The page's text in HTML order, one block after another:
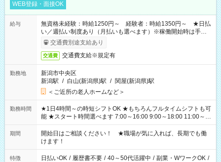
WEB登録・面接OK
給与
無資格未経験：時給1250円～ 経験者：時給1350円～ ★日払
い／週払い制度あり（月払いも選べます）※稼働開始時は手続き
完了次第のお支払いとなります。
交通費別途支給あり
交通費 交通費支給※規定有
勤務地
新潟市中央区
新潟駅 / 白山(新潟県)駅 / 関屋(新潟県)駅
＜ご近所の老人ホームなど＞
勤務時間
★1日4時間～の時短シフトOK ★もちろんフルタイムシフトも可
能 ★スタート時間選べます 7:00～16:00 9:00～18:00 11:00～
20:00 など 残業なし！ ※Wワークの場合、他のお仕事と合わせ
週40時間超の就業はご案内できません ※法令に基づき、週20時
間以上勤務は社会保険への加入対象となります ※労働者派遣法
（日雇い派遣の原則禁止）により、短時間・短期間の就業はご
案内が難しい場合があります
期間
開始日はご相談ください！ ★職場が気に入れば、長期でも働
けます！
特徴 日払いOK / 履歴書不要 / 40～50代活躍中 / 副業・WワークOK /